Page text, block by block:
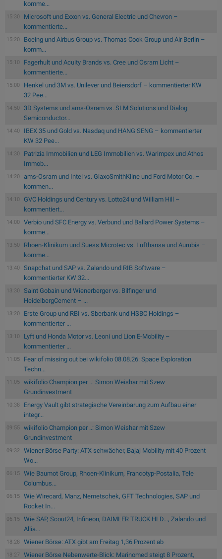
komme...
15:30
Microsoft und Exxon vs. General Electric und Chevron –
kommentierte...
15:20
Boeing und Airbus Group vs. Thomas Cook Group und Air Berlin –
komm...
15:10
Fagerhult und Acuity Brands vs. Cree und Osram Licht –
kommentierte...
15:00
Henkel und 3M vs. Unilever und Beiersdorf – kommentierter KW
32 Pee...
14:50
3D Systems und ams-Osram vs. SLM Solutions und Dialog
Semiconductor...
14:40
IBEX 35 und Gold vs. Nasdaq und HANG SENG – kommentierter
KW 32 Pee...
14:30
Patrizia Immobilien und LEG Immobilien vs. Warimpex und Athos
Immob...
14:20
ams-Osram und Intel vs. GlaxoSmithKline und Ford Motor Co. –
kommen...
14:10
GVC Holdings und Century vs. Lotto24 und William Hill –
kommentiert...
14:00
Verbio und SFC Energy vs. Verbund und Ballard Power Systems –
komme...
13:50
Rhoen-Klinikum und Suess Microtec vs. Lufthansa und Aurubis –
komme...
13:40
Snapchat und SAP vs. Zalando und RIB Software –
kommentierter KW 32...
13:30
Saint Gobain und Wienerberger vs. Bilfinger und
HeidelbergCement – ...
13:20
Erste Group und RBI vs. Sberbank und HSBC Holdings –
kommentierter ...
13:10
Lyft und Honda Motor vs. Leoni und Lion E-Mobility –
kommentierter ...
11:05
Fear of missing out bei wikifolio 08.08.26: Space Exploration
Techn...
11:05
wikifolio Champion per ..: Simon Weishar mit Szew
Grundinvestment
10:38
Energy Vault gibt strategische Vereinbarung zum Aufbau einer
integr...
09:55
wikifolio Champion per ..: Simon Weishar mit Szew
Grundinvestment
09:32
Wiener Börse Party: ATX schwächer, Bajaj Mobility mit 40 Prozent
Wo...
06:15
Wie Baumot Group, Rhoen-Klinikum, Francotyp-Postalia, Tele
Columbus...
06:15
Wie Wirecard, Manz, Nemetschek, GFT Technologies, SAP und
Rocket In...
06:15
Wie SAP, Scout24, Infineon, DAIMLER TRUCK HLD..., Zalando und
Allia...
18:28 Wiener Börse: ATX gibt am Freitag 1,36 Prozent ab
18:27
Wiener Börse Nebenwerte-Blick: Marinomed steigt 8 Prozent,